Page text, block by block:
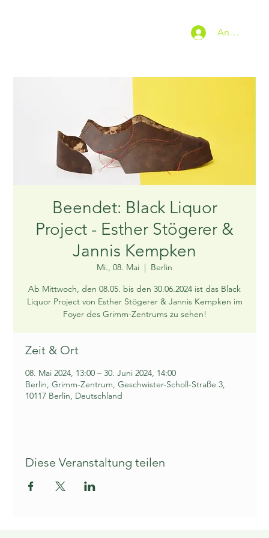
Anmelden
Beendet: Black Liquor
Project - Esther Stögerer &
Jannis Kempken
Mi., 08. Mai
  |
Berlin
Ab Mittwoch, den 08.05. bis den 30.06.2024 ist das Black
Liquor Project von Esther Stögerer & Jannis Kempken im
Foyer des Grimm-Zentrums zu sehen!
Zeit & Ort
08. Mai 2024, 13:00 – 30. Juni 2024, 14:00
Berlin, Grimm-Zentrum, Geschwister-Scholl-Straße 3,
10117 Berlin, Deutschland
Diese Veranstaltung teilen